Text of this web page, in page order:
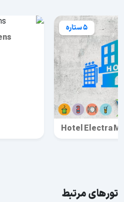
5 ستاره
Hotel Electra
تورهای مرتبط